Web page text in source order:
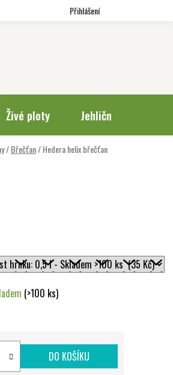
Přihlášení
Živé ploty Jehličnany
/Břečťan/Hedera helixbřečťan
(>100 ks)
DO KOŠÍKU